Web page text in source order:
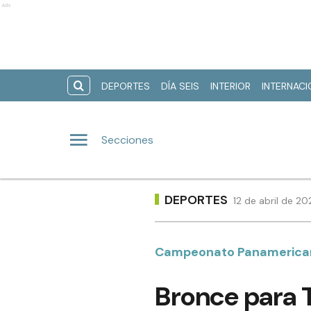
Ads
DEPORTES DÍA SEIS INTERIOR
Secciones
DEPORTES 12 de abril de
Campeonato
Bronce para